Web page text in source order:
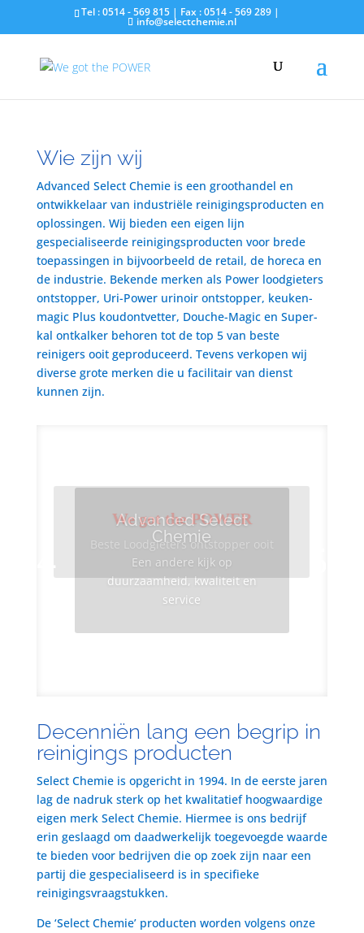
Tel : 0514 - 569 815 | Fax : 0514 - 569 289 |
info@selectchemie.nl
Wie zijn wij
Advanced Select Chemie is een groothandel en
ontwikkelaar van industriële reinigingsproducten en
oplossingen. Wij bieden een eigen lijn
gespecialiseerde reinigingsproducten voor brede
toepassingen in bijvoorbeeld de retail, de horeca en
de industrie. Bekende merken als Power loodgieters
ontstopper, Uri-Power urinoir ontstopper, keuken-
magic Plus koudontvetter, Douche-Magic en Super-
kal ontkalker behoren tot de top 5 van beste
reinigers ooit geproduceerd. Tevens verkopen wij
diverse grote merken die u facilitair van dienst
kunnen zijn.
Advanced Select
Chemie
Een andere kijk op
duurzaamheid, kwaliteit en
service
We got the POWER
Beste Loodgieters ontstopper ooit
Decenniën lang een begrip in
reinigings producten
Select Chemie is opgericht in 1994. In de eerste jaren
lag de nadruk sterk op het kwalitatief hoogwaardige
eigen merk Select Chemie. Hiermee is ons bedrijf
erin geslaagd om daadwerkelijk toegevoegde waarde
te bieden voor bedrijven die op zoek zijn naar een
partij die gespecialiseerd is in specifieke
reinigingsvraagstukken.
De ‘Select Chemie’ producten worden volgens onze